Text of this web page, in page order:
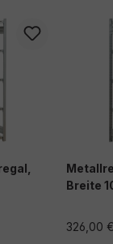
Breite
326,00